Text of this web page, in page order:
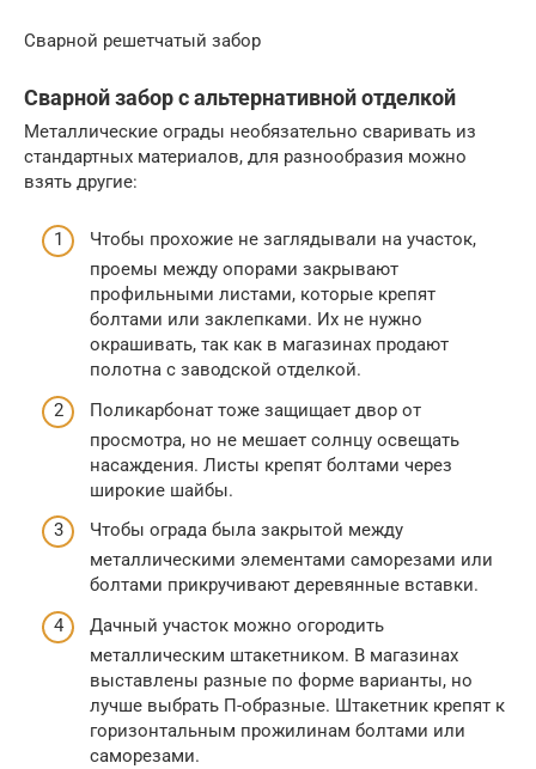
Сварной решетчатый забор
Сварной забор с альтернативной отделкой
Металлические ограды необязательно сваривать из
стандартных материалов, для разнообразия можно
взять другие:
Чтобы прохожие не заглядывали на участок,
проемы между опорами закрывают
профильными листами, которые крепят
болтами или заклепками. Их не нужно
окрашивать, так как в магазинах продают
полотна с заводской отделкой.
Поликарбонат тоже защищает двор от
просмотра, но не мешает солнцу освещать
насаждения. Листы крепят болтами через
широкие шайбы.
Чтобы ограда была закрытой между
металлическими элементами саморезами или
болтами прикручивают деревянные вставки.
Дачный участок можно огородить
металлическим штакетником. В магазинах
выставлены разные по форме варианты, но
лучше выбрать П-образные. Штакетник крепят к
горизонтальным прожилинам болтами или
саморезами.